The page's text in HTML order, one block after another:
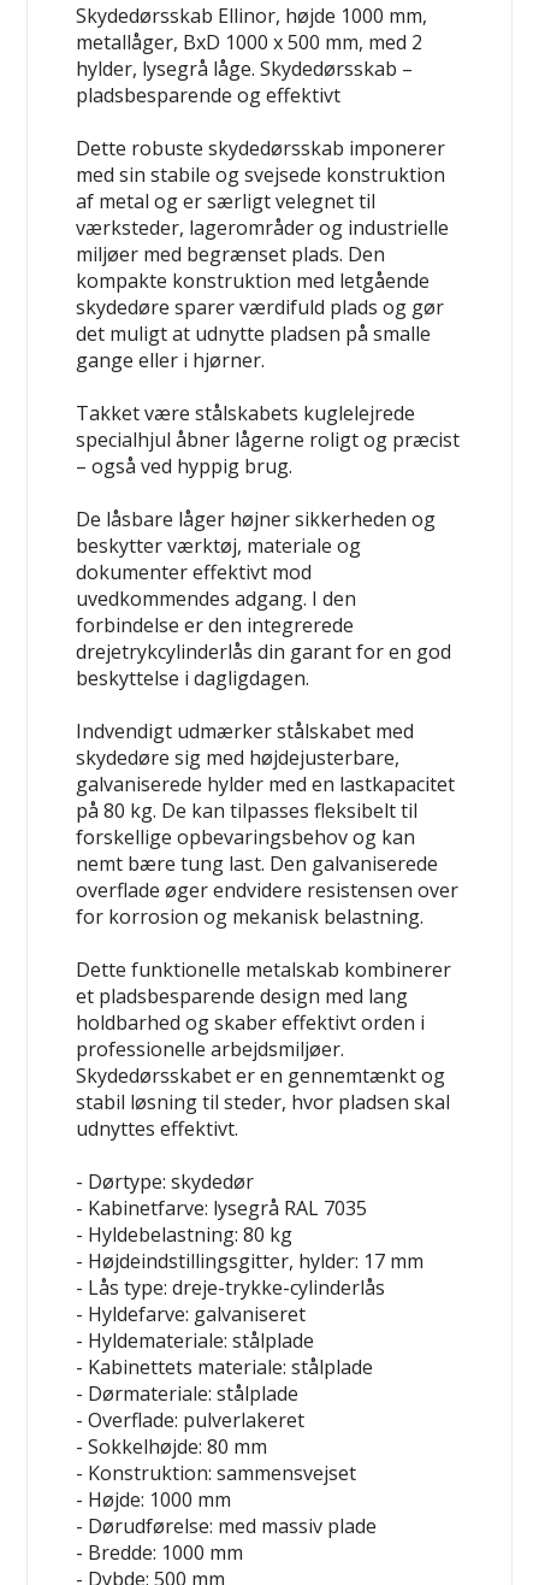
Skydedørsskab Ellinor, højde 1000 mm,
metallåger, BxD 1000 x 500 mm, med 2
hylder, lysegrå låge.Skydedørsskab –
pladsbesparende og effektivt
Dette robuste skydedørsskab imponerer
med sin stabile og svejsede konstruktion
af metal og er særligt velegnet til
værksteder, lagerområder og industrielle
miljøer med begrænset plads. Den
kompakte konstruktion med letgående
skydedøre sparer værdifuld plads og gør
det muligt at udnytte pladsen på smalle
gange eller i hjørner.
Takket være stålskabets kuglelejrede
specialhjul åbner lågerne roligt og præcist
– også ved hyppig brug.
De låsbare låger højner sikkerheden og
beskytter værktøj, materiale og
dokumenter effektivt mod
uvedkommendes adgang. I den
forbindelse er den integrerede
drejetrykcylinderlås din garant for en god
beskyttelse i dagligdagen.
Indvendigt udmærker stålskabet med
skydedøre sig med højdejusterbare,
galvaniserede hylder med en lastkapacitet
på 80 kg. De kan tilpasses fleksibelt til
forskellige opbevaringsbehov og kan
nemt bære tung last. Den galvaniserede
overflade øger endvidere resistensen over
for korrosion og mekanisk belastning.
Dette funktionelle metalskab kombinerer
et pladsbesparende design med lang
holdbarhed og skaber effektivt orden i
professionelle arbejdsmiljøer.
Skydedørsskabet er en gennemtænkt og
stabil løsning til steder, hvor pladsen skal
udnyttes effektivt.
- Dørtype: skydedør
- Kabinetfarve: lysegrå RAL 7035
- Hyldebelastning: 80 kg
- Højdeindstillingsgitter, hylder: 17 mm
- Lås type: dreje-trykke-cylinderlås
- Hyldefarve: galvaniseret
- Hyldemateriale: stålplade
- Kabinettets materiale: stålplade
- Dørmateriale: stålplade
- Overflade: pulverlakeret
- Sokkelhøjde: 80 mm
- Konstruktion: sammensvejset
- Højde: 1000 mm
- Dørudførelse: med massiv plade
- Bredde: 1000 mm
- Dybde: 500 mm